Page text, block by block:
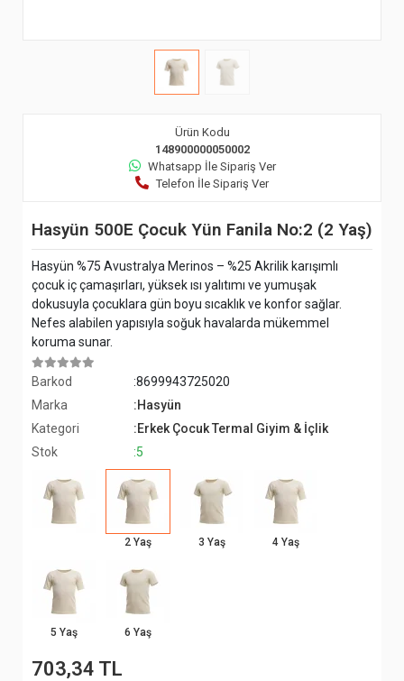
Ürün Kodu
148900000050002
Whatsapp İle Sipariş Ver
Telefon İle Sipariş Ver
Hasyün 500E Çocuk Yün Fanila No:2 (2 Yaş)
Hasyün %75 Avustralya Merinos – %25 Akrilik karışımlı
çocuk iç çamaşırları, yüksek ısı yalıtımı ve yumuşak
dokusuyla çocuklara gün boyu sıcaklık ve konfor sağlar.
Nefes alabilen yapısıyla soğuk havalarda mükemmel
koruma sunar.
Barkod
:8699943725020
Marka
:Hasyün
Kategori
:Erkek Çocuk Termal Giyim & İçlik
Stok
:5
2 Yaş 3 Yaş 4 Yaş
5 Yaş 6 Yaş
703,34 TL